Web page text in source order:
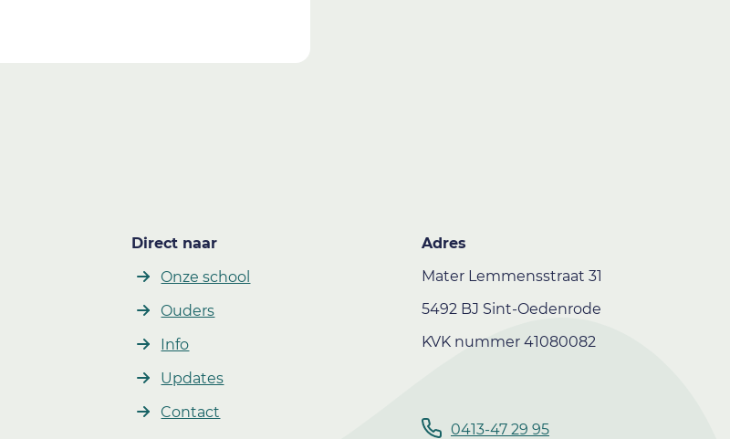
Direct naar
Onze school
Ouders
Info
Updates
Contact
Adres
Mater Lemmensstraat 31
5492 BJ Sint-Oedenrode
KVK nummer 41080082
0413-47 29 95